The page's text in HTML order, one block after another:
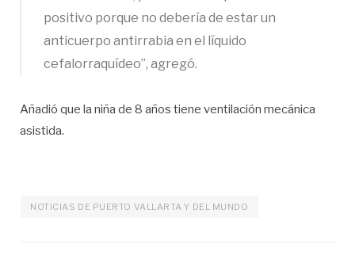
positivo porque no debería de estar un
anticuerpo antirrabia en el líquido
cefalorraquídeo”, agregó.
Añadió que la niña de 8 años tiene ventilación mecánica
asistida.
NOTICIAS DE PUERTO VALLARTA Y DEL MUNDO